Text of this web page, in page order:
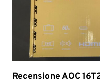
Recensione AOC